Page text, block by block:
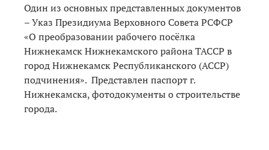
Один из основных представленных документов
– Указ Президиума Верховного Совета РСФСР
«О преобразовании рабочего посёлка
Нижнекамск Нижнекамского района ТАССР в
город Нижнекамск Республиканского (АССР)
подчинения». Представлен паспорт г.
Нижнекамска, фотодокументы о строительстве
города.